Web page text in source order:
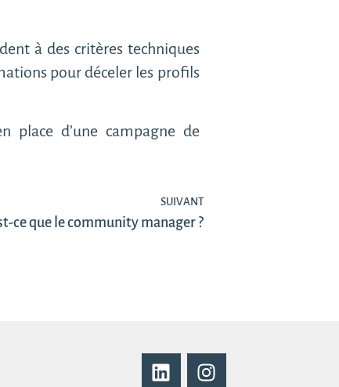
à des critères techniques
pour déceler les profils
place d’une campagne de
SUIVANT
ce que le community manager ?